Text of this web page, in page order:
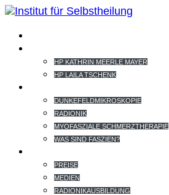
HP KATHRIN MEERLE MAYER
HP LAILA TSCHENK
DUNKEFELDMIKROSKOPIE
RADIONIK
MYOFASZIALE SCHMERZTHERAPIE
WAS SIND FASZIEN?
PREISE
MEDIEN
RADIONIKAUSBILDUNG